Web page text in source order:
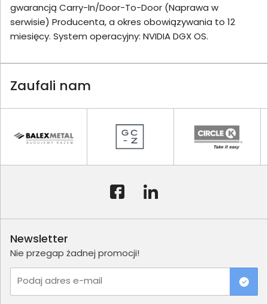
gwarancją Carry-In/Door-To-Door (Naprawa w
serwisie) Producenta, a okres obowiązywania to 12
miesięcy. System operacyjny: NVIDIA DGX OS.
Zaufali nam
Newsletter
Nie przegap żadnej promocji!
Podaj adres e-mail